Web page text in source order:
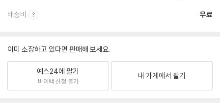
배송비 무료
이미 소장하고 있다면 판매해 보세요.
예스24에 팔기
바이백 신청 불가
내 가게에서 팔기